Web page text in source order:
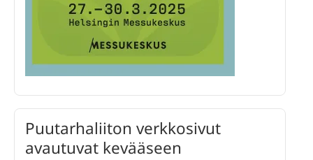
Puutarhaliiton verkkosivut
avautuvat kevääseen